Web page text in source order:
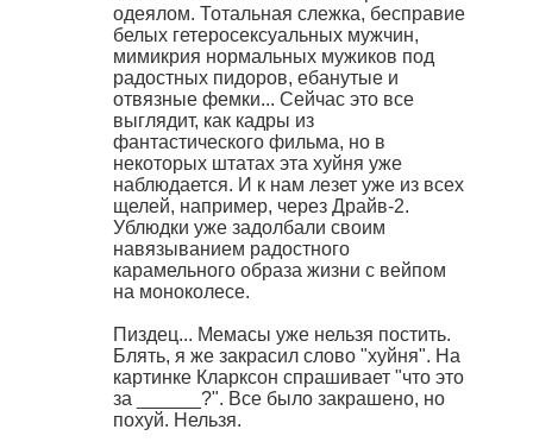
одеялом. Тотальная слежка, бесправие
белых гетеросексуальных мужчин,
мимикрия нормальных мужиков под
радостных пидоров, ебанутые и
отвязные фемки... Сейчас это все
выглядит, как кадры из
фантастического фильма, но в
некоторых штатах эта хуйня уже
наблюдается. И к нам лезет уже из всех
щелей, например, через Драйв-2.
Ублюдки уже задолбали своим
навязыванием радостного
карамельного образа жизни с вейпом
на моноколесе.
Пиздец... Мемасы уже нельзя постить.
Блять, я же закрасил слово "хуйня". На
картинке Кларксон спрашивает "что это
за ______?". Все было закрашено, но
похуй. Нельзя.